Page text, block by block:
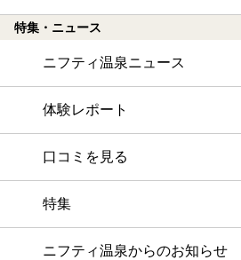
特集・ニュース
ニフティ温泉ニュース
体験レポート
口コミを見る
特集
ニフティ温泉からのお知らせ